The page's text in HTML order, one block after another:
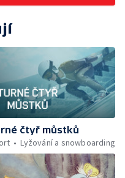
čtyř můstků
Lyžování a snowboarding